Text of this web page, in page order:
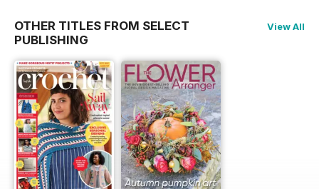
OTHER TITLES FROM SELECT
PUBLISHING
View All